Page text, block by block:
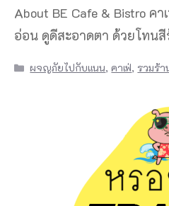
About BE Cafe & Bistro ค
อ่อน ดูดีสะอาดตา ด้วยโทน
Categories
ผจญภัยไปกับแนน,คาเฟ่, รวมร้า